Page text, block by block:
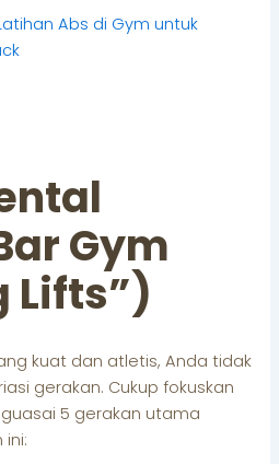
Abs di Gym untuk
Gym
Lifts”)
kuat dan atletis, Anda tidak
gerakan. Cukup fokuskan
5 gerakan utama